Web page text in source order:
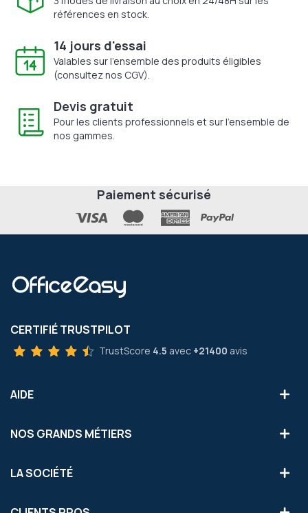
références en stock.
14 jours d'essai
Valables sur l'ensemble des produits éligibles
(consultez nos CGV).
Devis gratuit
Pour les clients professionnels et sur l'ensemble de
nos gammes.
Paiement sécurisé
CERTIFIÉ TRUSTPILOT
TrustScore 4.5 avec +21400 avis
AIDE
NOS GRANDS MÉTIERS
LA SOCIÉTÉ